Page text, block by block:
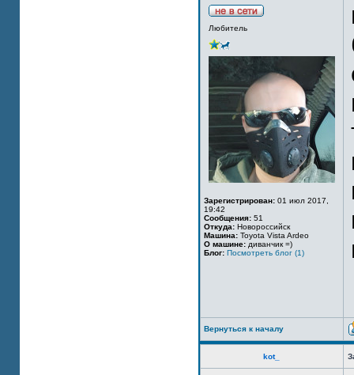
Любитель
Зарегистрирован: 01 июл 2017,
19:42
Сообщения: 51
Откуда: Новороссийск
Машина: Toyota Vista Ardeo
О машине: диванчик =)
Блог: Посмотреть блог (1)
Вернуться к началу
kot_